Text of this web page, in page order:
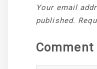
Your email
published.
Comment